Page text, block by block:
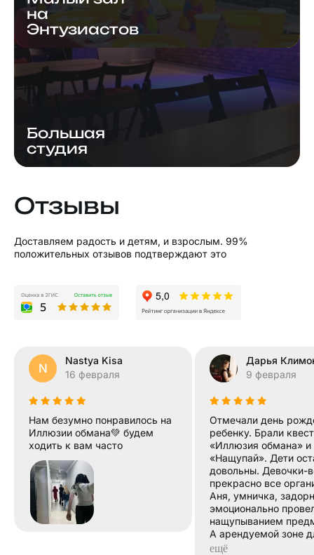
Большая
студия
на
Энтузиастов
Отзывы
Доставляем радость и детям, и взрослым. 99%
положительных отзывов подтверждают это
N
Nastya Kisa
16 февраля
Нам безумно понравилось на
Иллюзии обмана💚 будем
ходить к вам часто
Дарья
9 февраля
Отмечали день
ребенку. Брали квест
«Иллюзия обмана» и
«Нащупай». Дети
довольны. Девочки-
прекрасно все
Аня, умничка,
эмоционально
нащупыванием
А арендуемой зоне
чаепития все чисто
ещё